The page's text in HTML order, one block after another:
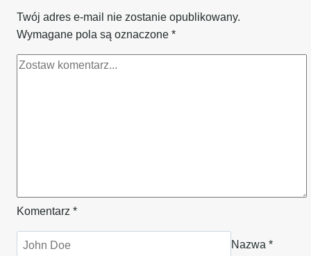
Twój adres e-mail nie zostanie opublikowany.
Wymagane pola są oznaczone *
Komentarz *
Nazwa *